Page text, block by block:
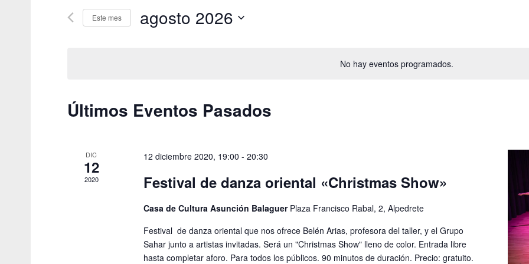
No hay eventos programados.
yBusca
EventosEste mes agosto 2026
Últimos Eventos Pasados
DIC
12
2020
12 diciembre 2020, 19:00 -20:30
Festival de danza oriental «Christmas Show»
Casa de Cultura Asunción Balaguer Plaza Francisco Rabal, 2, Alpedrete
Festival de danza oriental que nos ofrece Belén Arias, profesora del taller, y el Grupo
Sahar junto a artistas invitadas. Será un "Christmas Show" lleno de color. Entrada libre
hasta completar aforo. Para todos los públicos. 90 minutos de duración. Precio: gratuito.